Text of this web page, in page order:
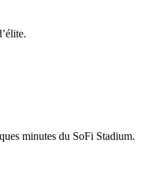
minutes du SoFi Stadium.